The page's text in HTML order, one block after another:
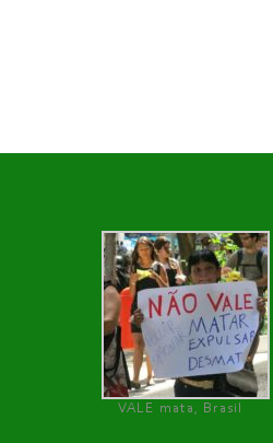
VALE mata, Brasil